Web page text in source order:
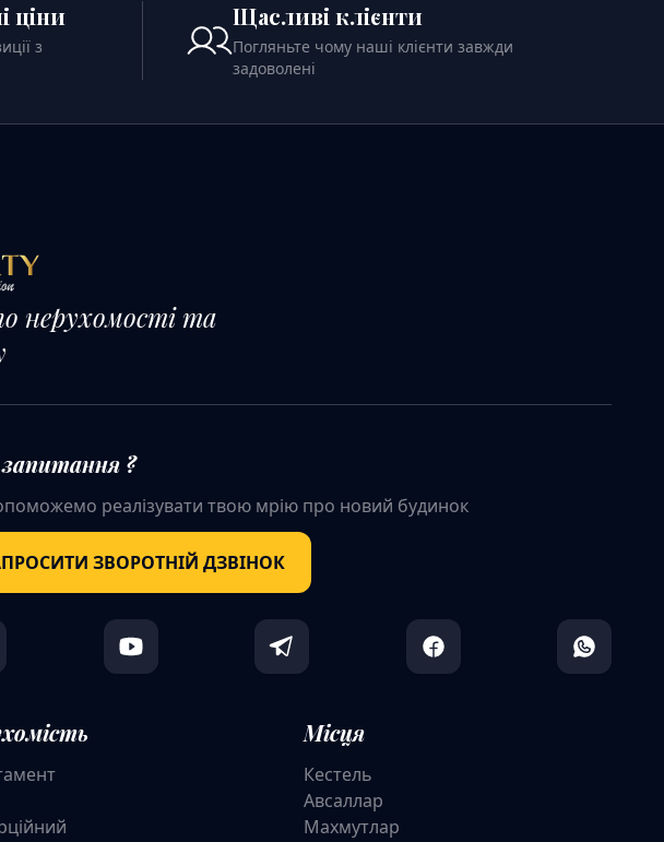
ціни
з
Щасливі клієнти
Погляньте чому наші клієнти завжди
задоволені
нерухомості та
Місця
Кестель
Авсаллар
Махмутлар
?
реалізувати твою мрію про новий будинок
ЗВОРОТНІЙ ДЗВІНОК